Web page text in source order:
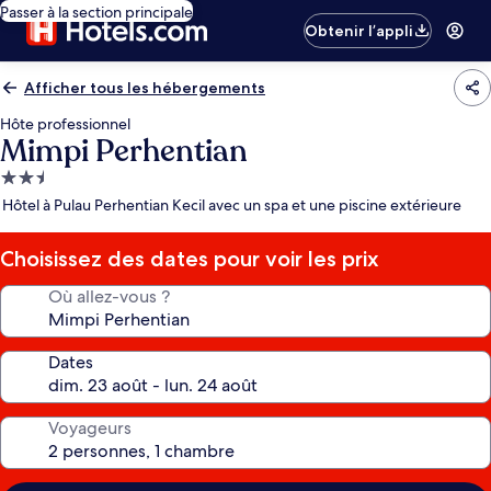
Passer à la section principale
Obtenir l’appli
Afficher tous les hébergements
Hôte professionnel
Mimpi Perhentian
Hébergement
2.5 étoiles
Hôtel à Pulau Perhentian Kecil avec un spa et une piscine extérieure
Choisissez des dates pour voir les prix
Où allez-vous ?
Dates
Voyageurs